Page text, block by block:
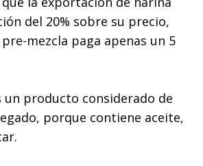
del 20% sobre su precio,
mezcla paga apenas un 5
un producto considerado de
porque contiene aceite,